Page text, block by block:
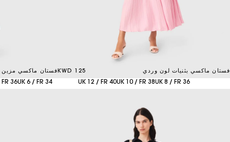
فستان ماكسي بثنيات لون وردي 125 KWD
UK 8 / FR 36
UK 10 / FR 38
UK 12 / FR 40
فستان ماكسي مزين
UK 6 / FR 34
36